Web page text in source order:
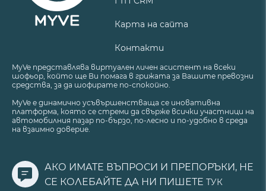
Карта на сайта
Контакти
MyVe представлява виртуален личен асистент на всеки
шофьор, който ще Ви помага в грижата за Вашите превозни
средства, за да шофирате по-спокойно.
MyVe е динамично усъвършенстваща се иновативна
платформа, която се стреми да свърже всички участници на
автомобилния пазар по-бързо, по-лесно и по-удобно в среда
на взаимно доверие.
АКО ИМАТЕ ВЪПРОСИ И ПРЕПОРЪКИ, НЕ
СЕ КОЛЕБАЙТЕ ДА НИ ПИШЕТЕ ТУК